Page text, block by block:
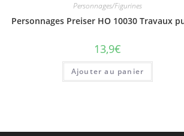
Personnages/Figurines
Personnages Preiser HO 10030 Travaux
13,9€
Ajouter au panier